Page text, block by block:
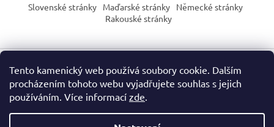
Tento kamenický web používá soubory cookie. Dalším
procházením tohoto webu vyjadřujete souhlas s jejich
používáním. Více informací zde.
Slovenské stránky Maďarské stránky
Německé stránky
Rakouské stránky
Vytvořil Shoptet
Copyright 2026PROkameny.cz. Všechna práva vyhrazena.